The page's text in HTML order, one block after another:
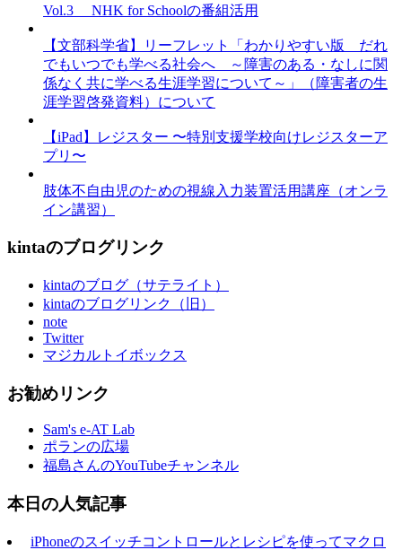
Vol.3 NHK for Schoolの番組活用
【文部科学省】リーフレット「わかりやすい版 だれ
でもいつでも学べる社会へ ～障害のある・なしに関
係なく共に学べる生涯学習について～」（障害者の生
涯学習啓発資料）について
【iPad】レジスター 〜特別支援学校向けレジスターア
プリ〜
肢体不自由児のための視線入力装置活用講座（オンラ
イン講習）
kintaのブログリンク
kintaのブログ（サテライト）
kintaのブログリンク（旧）
note
Twitter
マジカルトイボックス
お勧めリンク
Sam's e-AT Lab
ポランの広場
福島さんのYouTubeチャンネル
本日の人気記事
iPhoneのスイッチコントロールとレシピを使ってマクロ